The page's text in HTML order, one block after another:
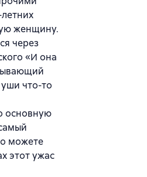
женщину.
через
«И она
что-то
основную
можете
этот ужас